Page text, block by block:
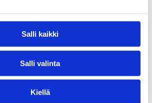
Salli kaikki
Salli valinta
Kiellä